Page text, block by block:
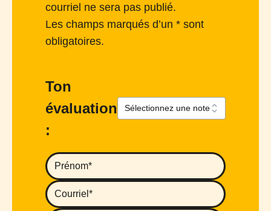
courriel ne sera pas publié.
Les champs marqués d’un * sont
obligatoires.
Ton
évaluation
: